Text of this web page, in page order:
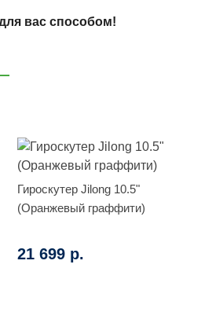
вас способом!
Гироскутер Jilong 10.5"
(Оранжевый граффити)
21 699 р.